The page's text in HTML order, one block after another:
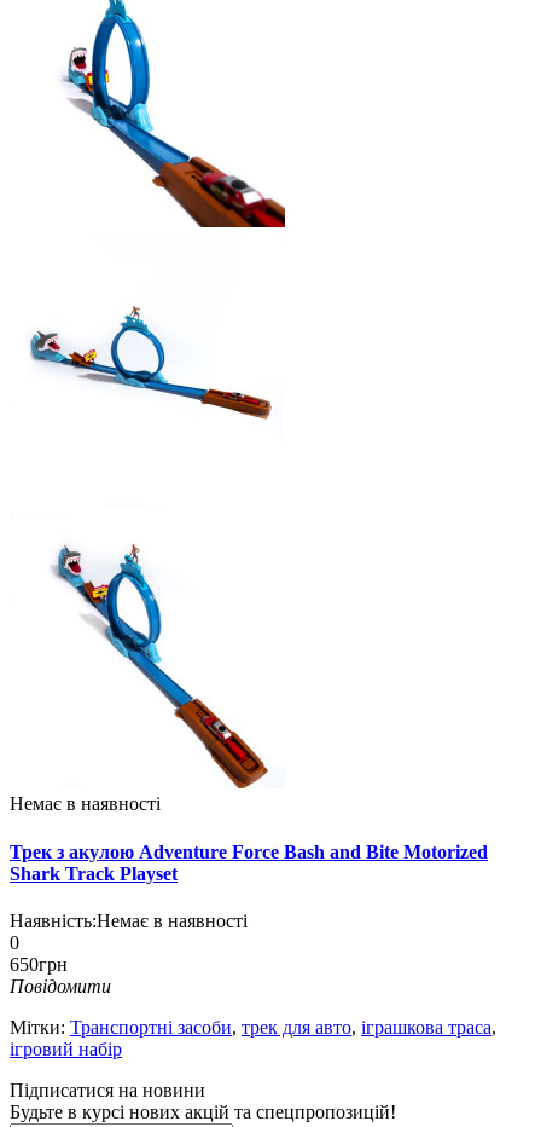
Немає в наявності
Трек з акулою Adventure Force Bash and Bite Motorized
Shark Track Playset
Наявність:Немає в наявності
0
650грн
Повідомити
Мітки: Транспортні засоби, трек для авто, іграшкова траса,
ігровий набір
Підписатися на новини
Будьте в курсі нових акцій та спецпропозицій!